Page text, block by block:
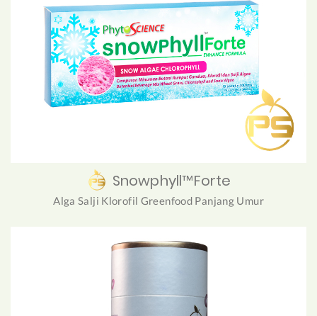
Snowphyll™Forte
Alga Salji Klorofil Greenfood Panjang Umur